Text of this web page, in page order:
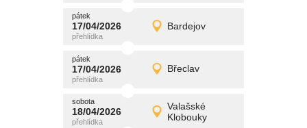
pátek
17/04/2026 Bardejov
pátek
17/04/2026 Detail
promítání
pátek
17/04/2026 Břeclav
pátek
17/04/2026 Detail
promítání
sobota
18/04/2026
Valašské
Klobouky
sobota
18/04/2026 Detail
promítání